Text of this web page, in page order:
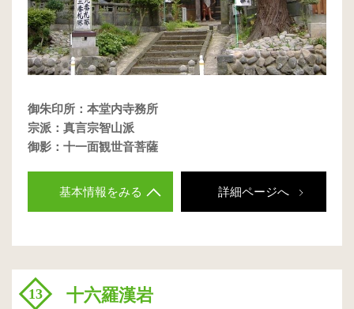
御朱印所：本堂内寺務所
宗派：真言宗智山派
御影：十一面観世音菩薩
基本情報をみる 詳細ページへ
13 十六羅漢岩